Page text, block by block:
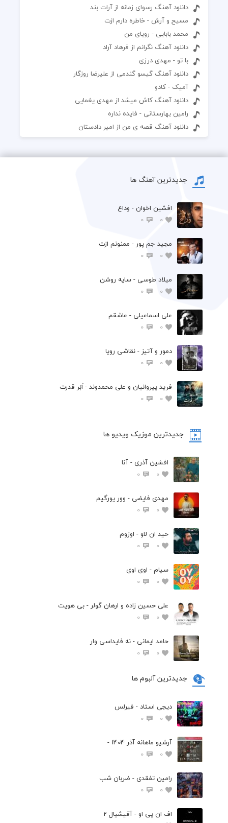
دانلود آهنگ رسوای زمانه از آرات بند
مسیح و آرش - خاطره دارم ازت
محمد بابایی - رویای من
دانلود آهنگ نگرانم از فرهاد آراد
با تو - مهدی درزی
دانلود آهنگ گیسو گندمی از علیرضا روزگار
آمیک - کادو
دانلود آهنگ کاش میشد از مهدی یغمایی
رامین بهارستانی - فایده نداره
دانلود آهنگ قصه ی من از امیر دادستان
جدیدترین آهنگ ها
افشين اخوان - وداع
0
0
مجید جم پور - ممنونم ازت
0
0
میلاد طوسی - سایه روشن
0
0
علی اسماعیلی - عاشقم
0
0
دمور و آتیز - نقاشی رویا
0
0
فرید پیروانیان و علی محمدوند - اَبَر قدرت
0
0
جدیدترین موزیک ویدیو ها
افشین آذری - آنا
0
0
مهدی فایضی - وور یورگیم
0
0
حید ان لاو - اوزوم
0
0
سیام - اوی اوی
0
0
علی حسین زاده و ارهان گولر - بی هویت
0
0
حامد ایمانی - نه فایداسی وار
0
0
جدیدترین آلبوم ها
دیجی استاد - فیرلس
0
0
آرشیو ماهانه آذر 1404 -
0
0
رامین تفقدی - ضربان شب
0
0
اف ان پی او - آفیشیال 2